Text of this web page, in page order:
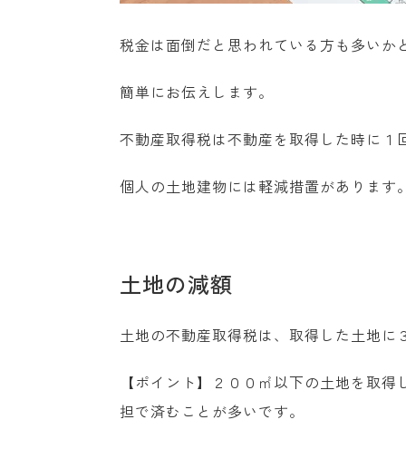
税金は面倒だと思われている方も多い
簡単にお伝えします。
不動産取得税は不動産を取得した時に
個人の土地建物には軽減措置があります
土地の減額
土地の不動産取得税は、取得した土地
【ポイント】２００㎡以下の土地を取
担で済むことが多いです。